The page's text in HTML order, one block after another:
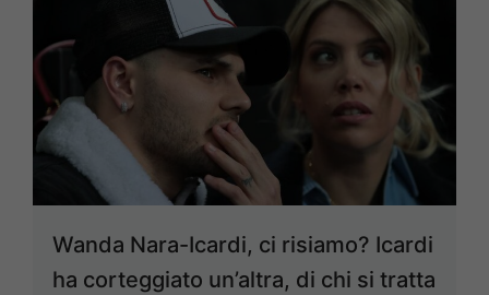
Wanda Nara-Icardi, ci risiamo? Icardi
ha corteggiato un’altra, di chi si tratta